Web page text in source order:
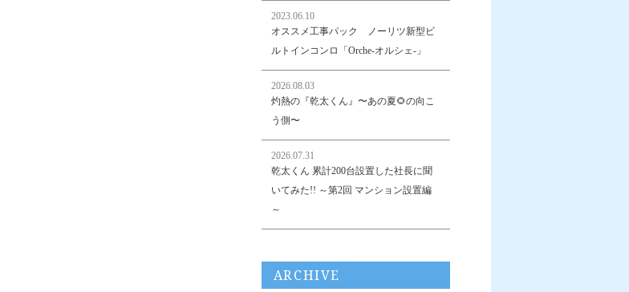
2023.06.10
オススメ工事パック ノーリツ新型ビ
ルトインコンロ「Orche-オルシェ-」
2026.08.03
灼熱の『乾太くん』〜あの夏🌻の向こ
う側〜
2026.07.31
乾太くん 累計200台設置した社長に聞
いてみた!! ～第2回 マンション設置編
～
ARCHIVE